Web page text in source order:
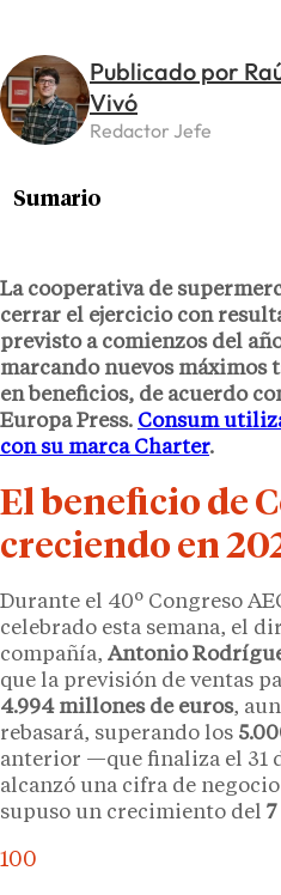
Publicado por
Vivó
Redactor Jefe
La cooperativa de
cerrar el ejercicio con
previsto a comienzos del
marcando nuevos máximos
en beneficios, de acuerdo
Europa Press. Consum
con su marca Charter.
El beneficio de
creciendo en
Durante el 40º Congreso
celebrado esta semana, el
compañía, Antonio
que la previsión de ventas
4.994 millones de euros,
rebasará, superando los
anterior —que finaliza el 31
alcanzó una cifra de
supuso un crecimiento del 7
100
Sumario